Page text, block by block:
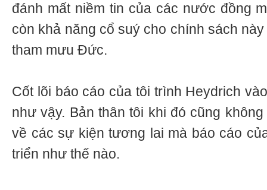
đánh mất niềm tin của các nước đồng
còn khả năng cổ suý cho chính sách
tham mưu Đức.
Cốt lõi báo cáo của tôi trình Heydrich
như vậy. Bản thân tôi khi đó cũng
về các sự kiện tương lai mà báo cáo
triển như thế nào.